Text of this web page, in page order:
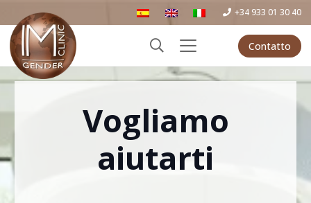
+34 933 01 30 40
Contatto
Vogliamo
aiutarti